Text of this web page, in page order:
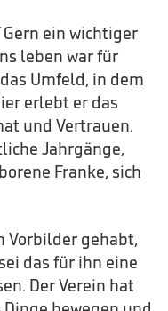
ein wichtiger
leben war für
Umfeld, in dem
erlebt er das
und Vertrauen.
Jahrgänge,
Franke, sich
Vorbilder gehabt,
das für ihn eine
Der Verein hat